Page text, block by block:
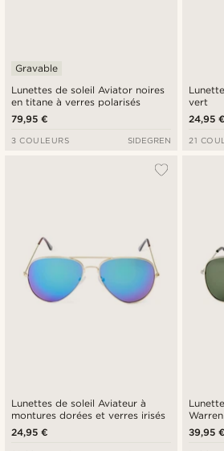
Lunettes de soleil Aviator noires
en titane à verres polarisés
Gravable
79,95 €
3 COULEURS SIDEGREN
vert
24,95 €
21
Lunettes de soleil Aviateur à
montures dorées et verres irisés
24,95 €
39,95 €